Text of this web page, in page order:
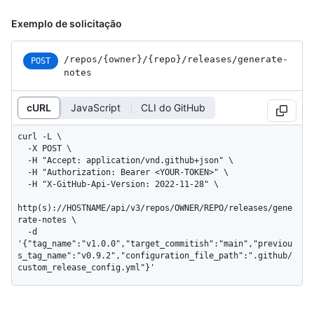
Exemplo de solicitação
POST /repos /{owner} /{repo} /releases /generate-
notes
cURL JavaScript CLI do GitHub
curl -L \
http(s)://HOSTNAME/api/v3/repos/OWNER/REPO/releases/gene
rate-notes \
'{"tag_name":"v1.0.0","target_commitish":"main","previou
s_tag_name":"v0.9.2","configuration_file_path":".github/
custom_release_config.yml"}'